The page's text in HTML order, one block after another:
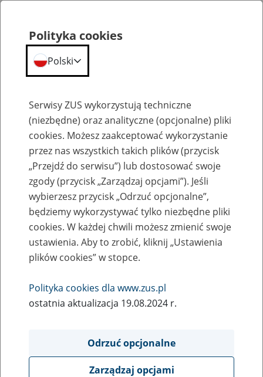
Aktualności
Zmiana terminu finału Olimpiady ZUS
17
o ubezpieczeniach społecznych”. Finał odbędzie się 5
kwietnia 2023 roku.
Polityka cookies
Polski
Serwisy ZUS wykorzystują techniczne
(niezbędne) oraz analityczne (opcjonalne) pliki
cookies. Możesz zaakceptować wykorzystanie
przez nas wszystkich takich plików (przycisk
„Przejdź do serwisu”) lub dostosować swoje
zgody (przycisk „Zarządzaj opcjami”). Jeśli
wybierzesz przycisk „Odrzuć opcjonalne”,
będziemy wykorzystywać tylko niezbędne pliki
cookies. W każdej chwili możesz zmienić swoje
ustawienia. Aby to zrobić, kliknij „Ustawienia
plików cookies” w stopce.
Polityka cookies dla www.zus.pl
ostatnia aktualizacja 19.08.2024 r.
Odrzuć opcjonalne
Zarządzaj opcjami